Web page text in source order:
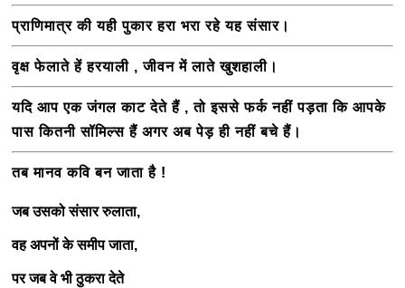
प्राणिमात्र की यही पुकार हरा भरा रहे यह संसार ।
वृक्ष फेलाते हें हरयाली , जीवन में लाते खुशहाली ।
यदि आप एक जंगल काट देते हैं , तो इससे फर्क नहीं पड़ता कि आपके
पास कितनी सॉमिल्स हैं अगर अब पेड़ ही नहीं बचे हैं ।
तब मानव कवि बन जाता है !
जब उसको संसार रुलाता,
वह अपनों के समीप जाता,
पर जब वे भी ठुकरा देते